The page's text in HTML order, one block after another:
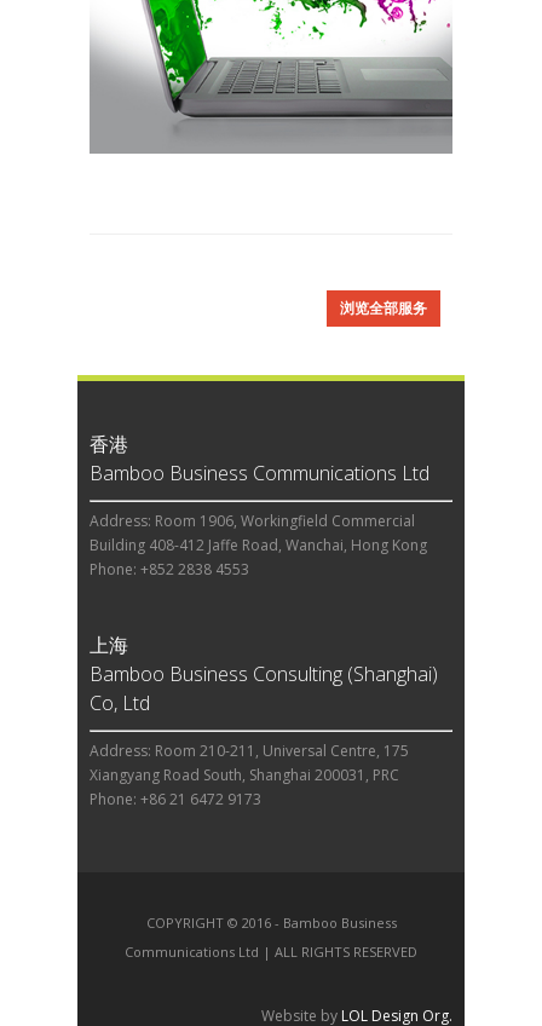
浏览全部服务
香港
Bamboo Business Communications Ltd
Address: Room 1906, Workingfield Commercial
Building 408-412 Jaffe Road, Wanchai, Hong Kong
Phone: +852 2838 4553
上海
Bamboo Business Consulting (Shanghai)
Co, Ltd
Address: Room 210-211, Universal Centre, 175
Xiangyang Road South, Shanghai 200031, PRC
Phone: +86 21 6472 9173
COPYRIGHT © 2016 - Bamboo Business
Communications Ltd | ALL RIGHTS RESERVED
Website by LOL Design Org.